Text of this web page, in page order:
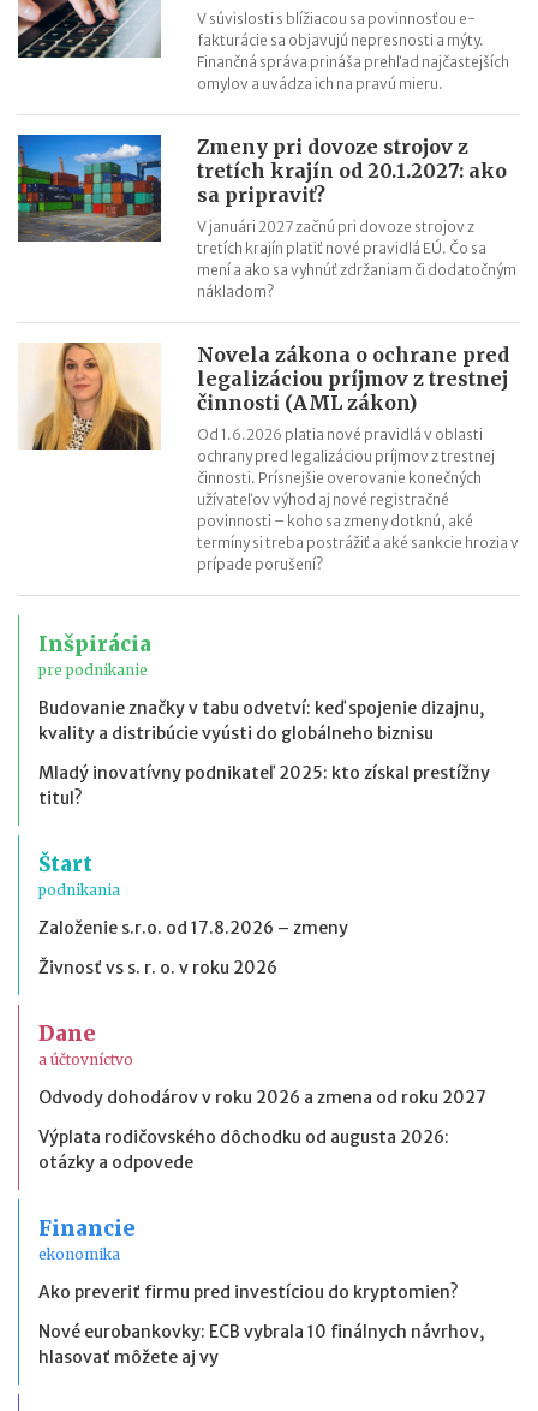
V súvislosti s blížiacou sa povinnosťou e-
fakturácie sa objavujú nepresnosti a mýty.
Finančná správa prináša prehľad najčastejších
omylov a uvádza ich na pravú mieru.
Zmeny pri dovoze strojov z
tretích krajín od 20.1.2027: ako
sa pripraviť?
V januári 2027 začnú pri dovoze strojov z
tretích krajín platiť nové pravidlá EÚ. Čo sa
mení a ako sa vyhnúť zdržaniam či dodatočným
nákladom?
Novela zákona o ochrane pred
legalizáciou príjmov z trestnej
činnosti (AML zákon)
Od 1.6.2026 platia nové pravidlá v oblasti
ochrany pred legalizáciou príjmov z trestnej
činnosti. Prísnejšie overovanie konečných
užívateľov výhod aj nové registračné
povinnosti – koho sa zmeny dotknú, aké
termíny si treba postrážiť a aké sankcie hrozia v
prípade porušení?
Inšpirácia
pre podnikanie
Budovanie značky v tabu odvetví: keď spojenie dizajnu,
kvality a distribúcie vyústi do globálneho biznisu
Mladý inovatívny podnikateľ 2025: kto získal prestížny
titul?
Štart
podnikania
Založenie s.r.o. od 17.8.2026 – zmeny
Živnosť vs s. r. o. v roku 2026
Dane
a účtovníctvo
Odvody dohodárov v roku 2026 a zmena od roku 2027
Výplata rodičovského dôchodku od augusta 2026:
otázky a odpovede
Financie
ekonomika
Ako preveriť firmu pred investíciou do kryptomien?
Nové eurobankovky: ECB vybrala 10 finálnych návrhov,
hlasovať môžete aj vy